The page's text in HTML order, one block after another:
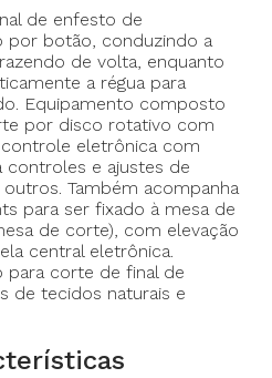
de enfesto de
por botão, conduzindo a
de volta, enquanto
a régua para
Equipamento composto
por disco rotativo com
eletrônica com
controles e ajustes de
Também acompanha
para ser fixado à mesa de
de corte), com elevação
central eletrônica.
para corte de final de
de tecidos naturais e